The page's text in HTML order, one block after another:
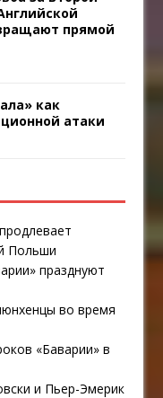
прямой
как
атаки
Польши
празднуют
во время
«Баварии» в
и Пьер-Эмерик